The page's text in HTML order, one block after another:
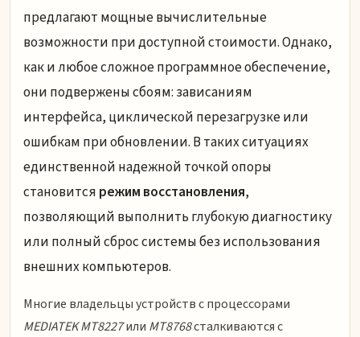
предлагают мощные вычислительные
возможности при доступной стоимости. Однако,
как и любое сложное программное обеспечение,
они подвержены сбоям: зависаниям
интерфейса, циклической перезагрузке или
ошибкам при обновлении. В таких ситуациях
единственной надежной точкой опоры
становится режим восстановления,
позволяющий выполнить глубокую диагностику
или полный сброс системы без использования
внешних компьютеров.
Многие владельцы устройств с процессорами
MEDIATEK MT8227или MT8768сталкиваются с